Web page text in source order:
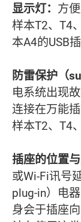
显示灯： 方
样本T2、T4
本A4的USB
防雷保护（
电系统出现
连接在万能
样本T2、T4
插座的位置与
或Wi-Fi讯号
plug‑in）电
身会于插座